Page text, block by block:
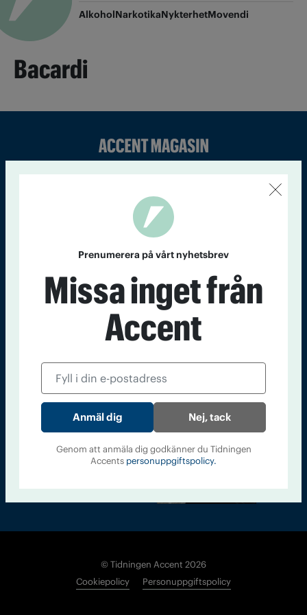
AlkoholNarkotikaNykterhetMovendi
Bacardi
Sveriges största tidning om droger och nykterhet
Tidningen Accent, A4, Bondegatan 21, 116 33 Stockholm
accent@iogt.se
Chefredaktör och ansvarig utgivare: Barbro Janson Lundkvist,
barbro@a4.se.
Om Tidningen Tidningsarkiv
Läs tidigare
Accent
© Tidningen Accent 2026
Cookiepolicy
Personuppgiftspolicy
Prenumerera på vårt nyhetsbrev
Missa inget från
Accent
Nej, tack
Genom att anmäla dig godkänner du Tidningen
Accents personuppgiftspolicy.